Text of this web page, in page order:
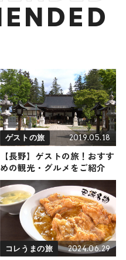
ゲストの旅 2019.05.18
【長野】ゲストの旅！おすす
めの観光・グルメをご紹介
コレうまの旅 2024.06.29